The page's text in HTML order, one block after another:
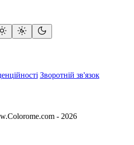
Зворотній зв'язок
- 2026